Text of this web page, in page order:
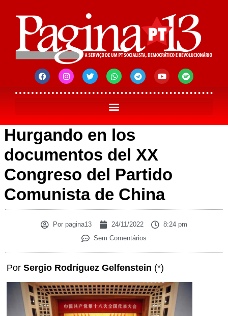
Hurgando en los
documentos del XX
Congreso del Partido
Comunista de China
Por pagina13 24/11/2022
8:24 pm
Sem Comentários
Por Sergio Rodríguez Gelfenstein (*)